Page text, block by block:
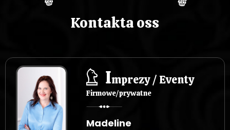
Kontakta oss
Imprezy / Eventy
Firmowe/prywatne
Madeline